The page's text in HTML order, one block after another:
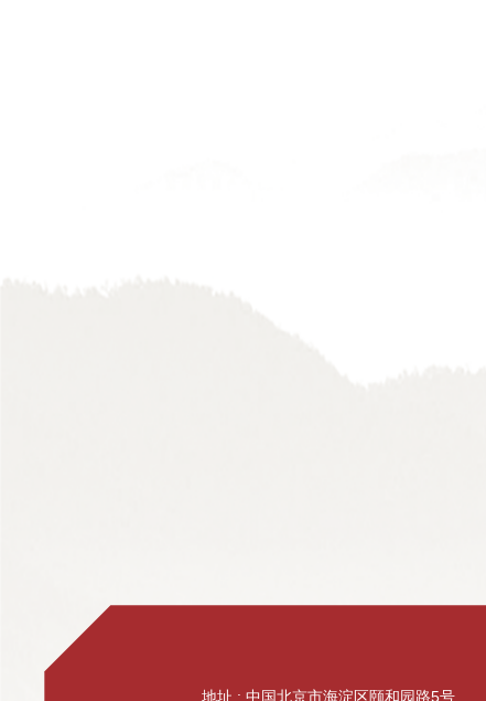
地址 : 中国北京市海淀区颐和园路5号